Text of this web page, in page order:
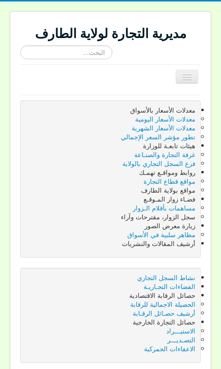
مديرية التجارة لولاية الطارف
البحث...
Toggle
Navigation
الرئيسية
تقديم الجهة
تقديم المديرية
النصوص القانونية
ركـن المستهـلك
إعلانات المديرية
اتصل بنـا
Site-langue Fr
Current
معدلات الأسعار بالأسواق
معدلات الأسعار اليومية
معدلات الأسعار الشهرية
تطور مؤشر السعر الإجمالي
هيئات تابعـة للوزارة
غرفة التجارة والصنـاعة
فرع السجل التجاري بالولاية
روابط ومواقـع تهمـك
مواقع قطاع التجارة
مواقع بولاية الطارف
فضـاء زوار المـوقـع
مساهمات بأقلام الـزوار
سجل الزوار، مقترحات وآراء
زيارة معرض الصور
مظاهر سلبية في الأسواق
أرشيف المقالات والنشريات
نشاط السجل التجاري
الفضاءات التجـاريـة
حصائل الرقابة الاقتصادية
الحصيلة الاجمالية للرقابة
أرشيف حصـائل الرقـابة
حصائل التجارة الخارجية
الاستيـــراد
التصـديـــر
الاعفاءات الجمركية